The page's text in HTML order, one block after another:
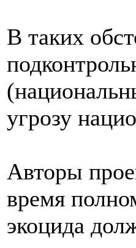
В таких
угрозу
Авторы
время
экоцида